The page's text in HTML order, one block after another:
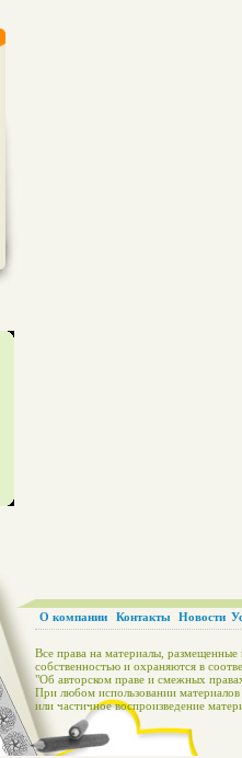
О компании Контакты Новости
Все права на материалы, размещенные
собственностью и охраняются в
"Об авторском праве и смежных
При любом использовании
или частичное воспроизведение